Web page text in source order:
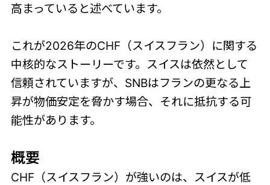
高まっていると述べています。
これが2026年のCHF（スイスフラン）に関する
中核的なストーリーです。スイスは依然として
信頼されていますが、SNBはフランの更なる上
昇が物価安定を脅かす場合、それに抵抗する可
能性があります。
概要
CHF（スイスフラン）が強いのは、スイスが低